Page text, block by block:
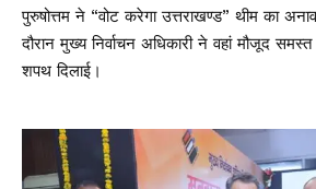
पुरुषोत्तम ने “वोट करेगा उत्तराखण्ड” थीम का
दौरान मुख्य निर्वाचन अधिकारी ने वहां मौजूद समस्त
शपथ दिलाई।